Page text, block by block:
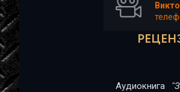
Зал поющих
Зал поющих
Аудиокнига